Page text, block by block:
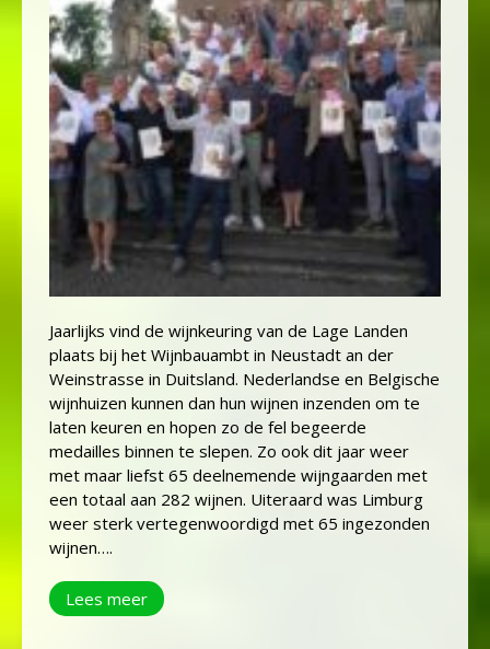
Jaarlijks vind de wijnkeuring van de Lage Landen
plaats bij het Wijnbauambt in Neustadt an der
Weinstrasse in Duitsland. Nederlandse en Belgische
wijnhuizen kunnen dan hun wijnen inzenden om te
laten keuren en hopen zo de fel begeerde
medailles binnen te slepen. Zo ook dit jaar weer
met maar liefst 65 deelnemende wijngaarden met
een totaal aan 282 wijnen. Uiteraard was Limburg
weer sterk vertegenwoordigd met 65 ingezonden
wijnen….
Lees meer